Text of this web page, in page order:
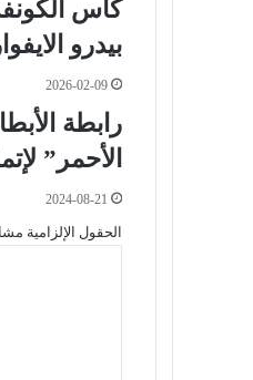
بيدرو
2026-02-09
رابطة
الأحمر”
2024-08-21
الحقول الإلزامية